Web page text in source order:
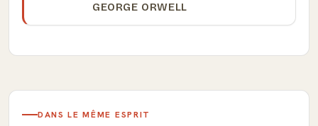
GEORGE ORWELL
DANS LE MÊME ESPRIT